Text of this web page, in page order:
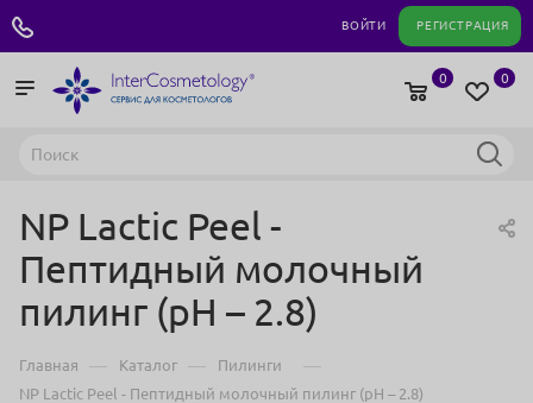
ВОЙТИ РЕГИСТРАЦИЯ
0
0
NP Lactic Peel -
Пептидный молочный
пилинг (pH – 2.8)
Главная — Каталог — Пилинги —
NP Lactic Peel - Пептидный молочный пилинг (pH – 2.8)